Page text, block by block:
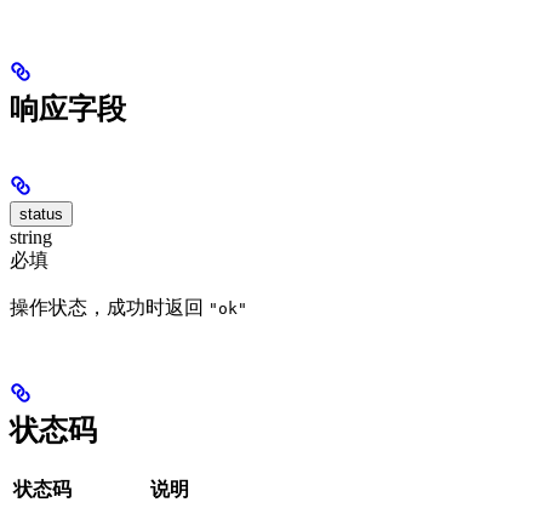
响应字段
status
string
必填
操作状态，成功时返回 "ok"
状态码
状态码
说明